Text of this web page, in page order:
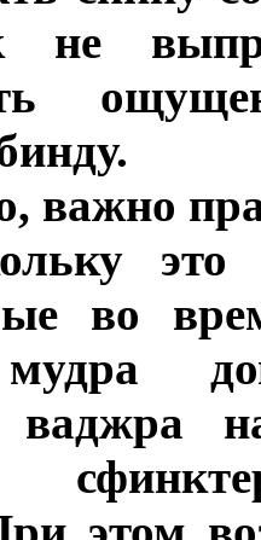
не
важно
во
ваджра